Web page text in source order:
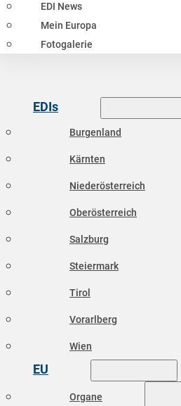
EDI News
Mein Europa
Fotogalerie
EDIs
Burgenland
Kärnten
Niederösterreich
Oberösterreich
Salzburg
Steiermark
Tirol
Vorarlberg
Wien
EU
Organe